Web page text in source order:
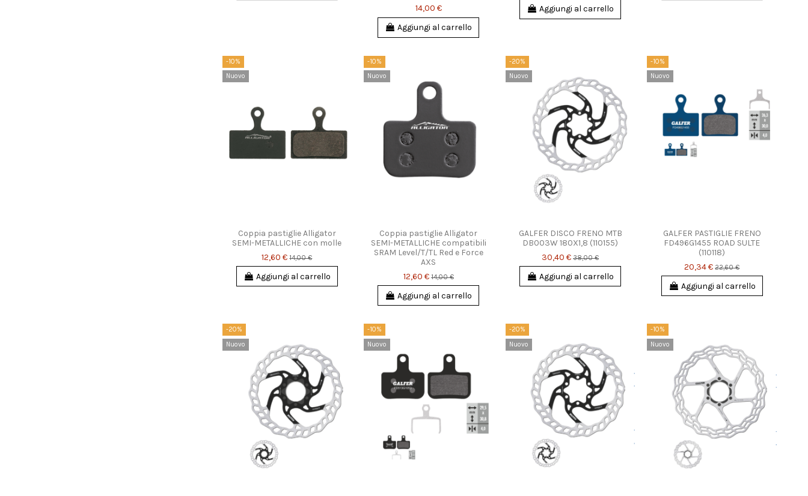
14,00 €
Aggiungi al carrello
Aggiungi al carrello
-10%
Nuovo
Coppia pastiglie Alligator
SEMI-METALLICHE con molle
12,60 € 14,00 €
Aggiungi al carrello
-10%
Nuovo
Coppia pastiglie Alligator
SEMI-METALLICHE compatibili
SRAM Level/T/TL Red e Force
AXS
12,60 € 14,00 €
Aggiungi al carrello
-20%
Nuovo
GALFER DISCO FRENO MTB
DB003W 180X1,8 (110155)
30,40 € 38,00 €
Aggiungi al carrello
-10%
Nuovo
GALFER PASTIGLIE FRENO
FD496G1455 ROAD SULTE
(110118)
20,34 € 22,60 €
Aggiungi al carrello
-20%
Nuovo
-10%
Nuovo
-20%
Nuovo
-10%
Nuovo